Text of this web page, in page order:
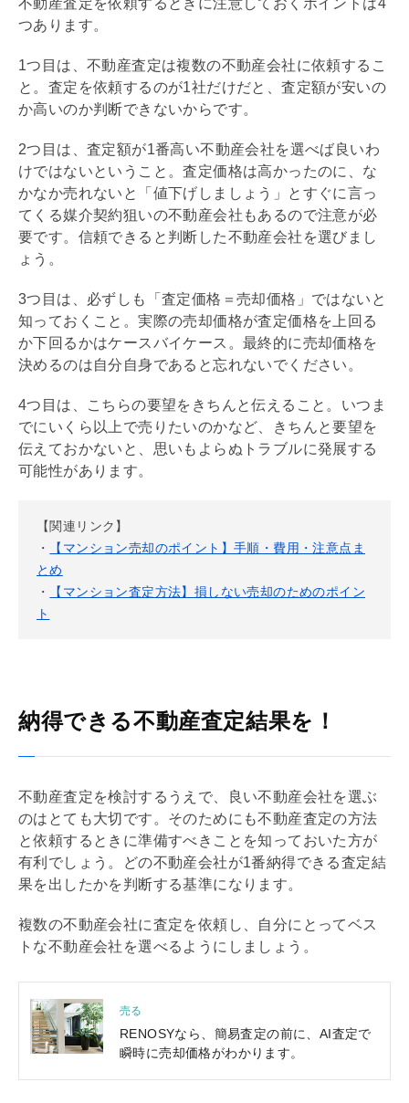
つあります。
1つ目は、不動産査定は複数の不動産会社に依頼するこ
と。査定を依頼するのが1社だけだと、査定額が安いの
か高いのか判断できないからです。
2つ目は、査定額が1番高い不動産会社を選べば良いわ
けではないということ。査定価格は高かったのに、な
かなか売れないと「値下げしましょう」とすぐに言っ
てくる媒介契約狙いの不動産会社もあるので注意が必
要です。信頼できると判断した不動産会社を選びまし
ょう。
3つ目は、必ずしも「査定価格＝売却価格」ではないと
知っておくこと。実際の売却価格が査定価格を上回る
か下回るかはケースバイケース。最終的に売却価格を
決めるのは自分自身であると忘れないでください。
4つ目は、こちらの要望をきちんと伝えること。いつま
でにいくら以上で売りたいのかなど、きちんと要望を
伝えておかないと、思いもよらぬトラブルに発展する
可能性があります。
【関連リンク】
・
【マンション売却のポイント】手順・費用・注意点ま
とめ
・
【マンション査定方法】損しない売却のためのポイン
ト
納得できる不動産査定結果を！
不動産査定を検討するうえで、良い不動産会社を選ぶ
のはとても大切です。そのためにも不動産査定の方法
と依頼するときに準備すべきことを知っておいた方が
有利でしょう。どの不動産会社が1番納得できる査定結
果を出したかを判断する基準になります。
複数の不動産会社に査定を依頼し、自分にとってベス
トな不動産会社を選べるようにしましょう。
売る
RENOSYなら、簡易査定の前に、AI査定で
瞬時に売却価格がわかります。